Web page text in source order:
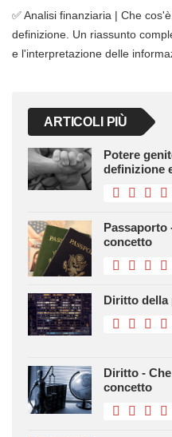
✅ Analisi finanziaria | Che
definizione. Un riassunto
e l'interpretazione delle
ARTICOLI PIÙ
Potere
definizione
Passaporto
concetto
Diritto della
Diritto -
concetto